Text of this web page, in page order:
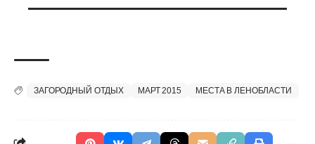
ЗАГОРОДНЫЙ ОТДЫХ МАРТ 2015 МЕСТА В ЛЕНОБЛАСТИ